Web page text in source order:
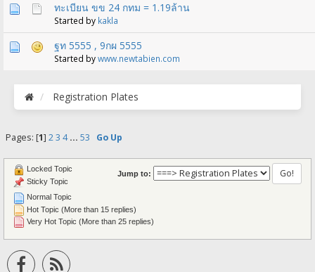
ทะเบียน ขข 24 กทม = 1.19ล้าน
Started by kakla
ฐท 5555 , 9กผ 5555
Started bywww.newtabien.com
Registration Plates
Pages: [1] 2 3 4 ... 53 Go Up
Jump to:
Normal Topic
Hot Topic (More than 15 replies)
Very Hot Topic (More than 25 replies)
Locked Topic
Sticky Topic